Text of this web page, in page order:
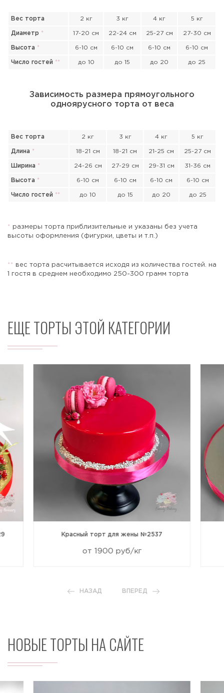
Вес торта 2 кг 3 кг 4 кг 5 кг
Диаметр * 17-20 см 22-24 см 25-27 см 27-30 см
Высота * 6-10 см 6-10 см 6-10 см 6-10 см
Число гостей ** до 10 до 15 до 20 до 25
Зависимость размера прямоугольного
одноярусного торта от веса
Вес торта 2 кг 3 кг 4 кг 5 кг
Длина * 18-21 см 18-21 см 21-25 см 25-27 см
Ширина * 24-26 см 27-29 см 29-31 см 31-36 см
Высота * 6-10 см 6-10 см 6-10 см 6-10 см
Число гостей ** до 10 до 15 до 20 до 25
*
размеры торта приблизительные и указаны без учета
высоты оформления (фигурки, цветы и т.п.)
* *
вес торта расчитывается исходя из количества гостей. на
1 гостя в среднем необходимо 250-300 грамм торта
ЕЩЕ ТОРТЫ ЭТОЙ КАТЕГОРИИ
Красный торт для жены №2537
от 1900 руб/кг
НАЗАД ВПЕРЕД
НОВЫЕ ТОРТЫ НА САЙТЕ
Прикрепить файл или фото
Отправить